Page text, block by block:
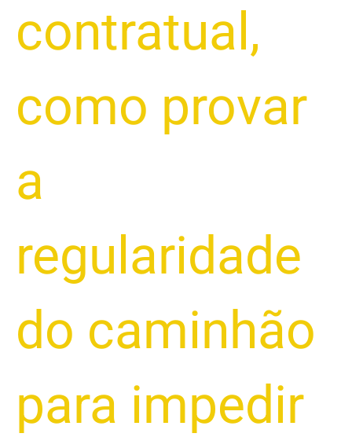
contratual ,
como provar
a
regularidade
do caminhão
para impedir